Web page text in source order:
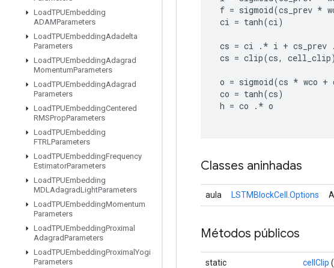
LoadTPUEmbedding
ADAMParameters
LoadTPUEmbeddingAdadelta
Parameters
LoadTPUEmbeddingAdagrad
MomentumParameters
LoadTPUEmbeddingAdagrad
Parameters
LoadTPUEmbeddingCentered
RMSPropParameters
LoadTPUEmbedding
FTRLParameters
LoadTPUEmbeddingFrequency
EstimatorParameters
LoadTPUEmbedding
MDLAdagradLightParameters
LoadTPUEmbeddingMomentum
Parameters
LoadTPUEmbeddingProximal
AdagradParameters
LoadTPUEmbeddingProximal Yogi
Parameters
f = sigmoid(cs_prev *
ci = tanh(ci)
cs = ci .* i + cs_prev
cs = clip(cs, cell_clip)
o = sigmoid(cs * wco +
co = tanh(cs)
h = co .* o
Classes aninhadas
aula LSTMBlockCell.Options
Métodos públicos
static
cellClip